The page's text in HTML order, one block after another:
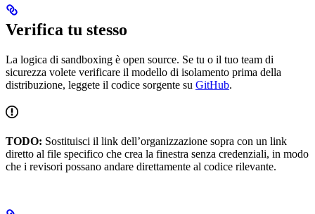
Verifica tu stesso
La logica di sandboxing è open source. Se tu o il tuo team di
sicurezza volete verificare il modello di isolamento prima della
distribuzione, leggete il codice sorgente su GitHub.
TODO: Sostituisci il link dell’organizzazione sopra con un link
diretto al file specifico che crea la finestra senza credenziali, in modo
che i revisori possano andare direttamente al codice rilevante.